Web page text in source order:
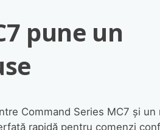
pune un
Command Series MC7 și un
rapidă pentru comenzi